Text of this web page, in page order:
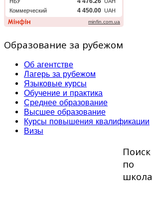
Образование за рубежом
Об агентстве
Лагерь за рубежом
Языковые курсы
Обучение и практика
Среднее образование
Высшее образование
Курсы повышения квалификации
Визы
Поиск
по